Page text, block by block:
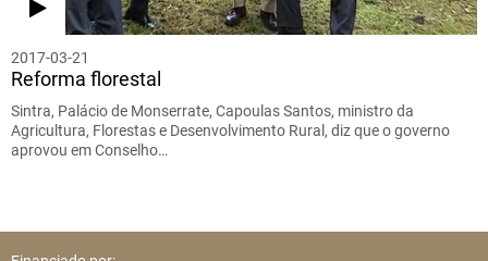
2017-03-21
Reforma florestal
Sintra, Palácio de Monserrate, Capoulas Santos, ministro da
Agricultura, Florestas e Desenvolvimento Rural, diz que o governo
aprovou em Conselho…